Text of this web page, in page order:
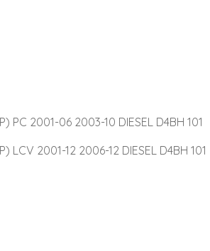
PC 2001-06 2003-10 DIESEL D4BH 101
LCV 2001-12 2006-12 DIESEL D4BH 101